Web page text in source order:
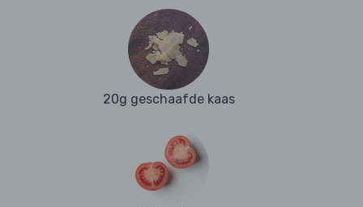
20g geschaafde kaas